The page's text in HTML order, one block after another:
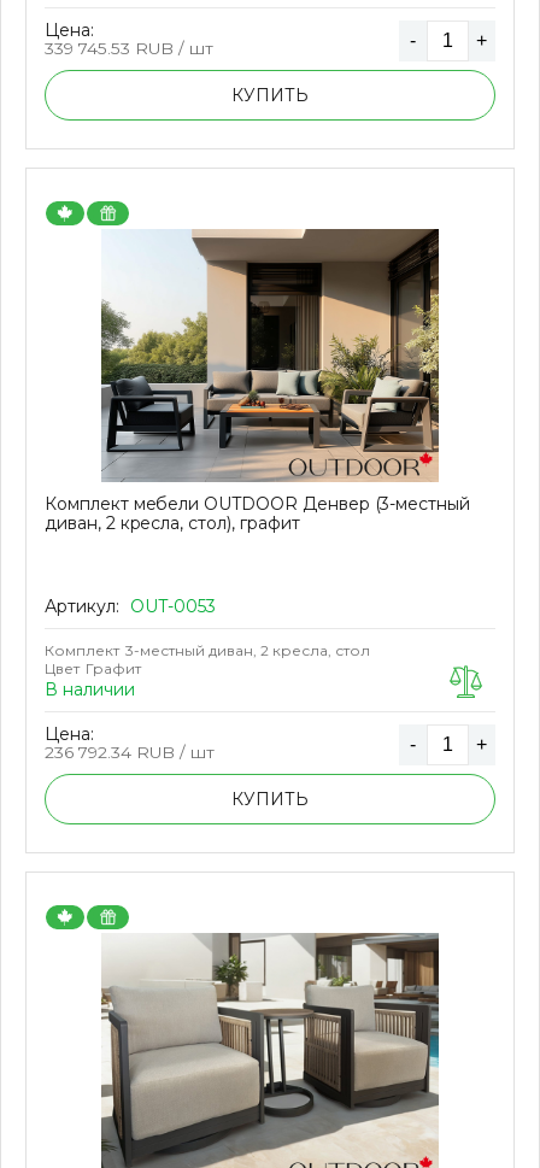
Цена:
339 745.53 RUB / шт - +
КУПИТЬ
Комплект мебели OUTDOOR Денвер (3-местный
диван, 2 кресла, стол), графит
Артикул: OUT-0053
Комплект 3-местный диван, 2 кресла, стол
Цвет Графит
В наличии
Цена:
236 792.34 RUB / шт - +
КУПИТЬ